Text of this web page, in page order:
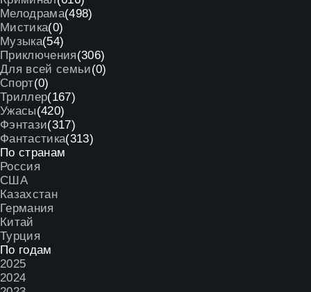
Мелодрама(498)
Мистика(0)
Музыка(54)
Приключения(306)
Для всей семьи(0)
Спорт(0)
Триллер(167)
Ужасы(420)
Фэнтази(317)
Фантастика(313)
По странам
Россия
США
Казахстан
Германия
Китай
Турция
По годам
2025
2024